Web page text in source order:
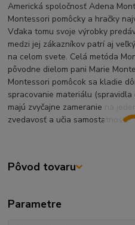
Americká spoločnosť Adena
Montessori pomôcky a hračky
Vďaka tomu svoje výrobky
medzi jej zákazníkov patrí aj
na celom svete. Celá metóda
pôvodne dielom pani Marie
Montessori pomôcok sa kladie
spracovanie materiálu
majú zvyčajne zameranie na
zvedavosť a učia samostatnosti.
Pôvod tovaru
Parametre